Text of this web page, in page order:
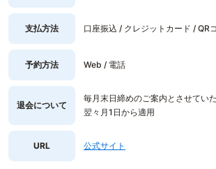
支払方法 口座振込 / クレジットカード / QR
予約方法 Web / 電話
退会について
毎月末日締めのご案内とさせてい
翌々月1日から適用
URL 公式サイト